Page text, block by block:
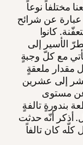
مختلفاً نوعاً
عبارة عن شرائح
كانوا
الأسير إلى
مع كلّ وجبةٍ
مقدار ملعقةٍ
إلى عشرين
عن مستوى
بندورةٍ تالفةٍ
أذكر أنّه حدثت